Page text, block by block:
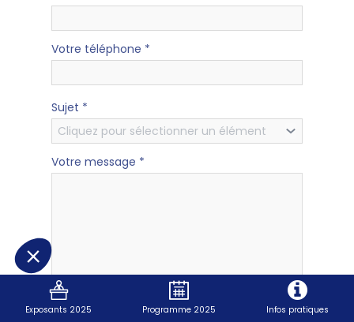
Votre téléphone *
Sujet *
Cliquez pour sélectionner un élément
Votre message *
Exposants 2025 Programme 2025 Infos pratiques